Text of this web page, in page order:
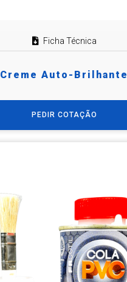
Ficha Técnica
Creme Auto-Brilhante
PEDIR COTAÇÃO